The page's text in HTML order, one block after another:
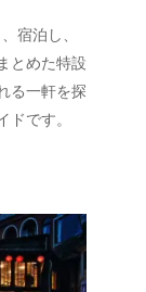
宿泊し、
とめた特設
る一軒を探
です。